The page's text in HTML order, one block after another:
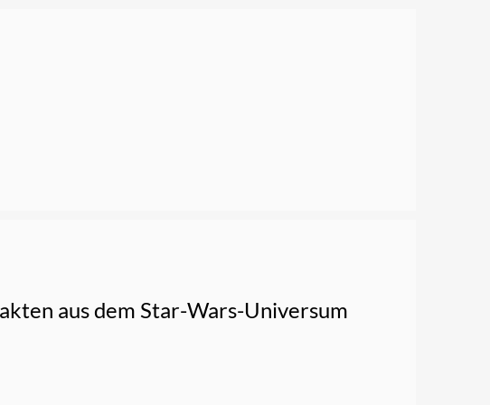
aus dem Star-Wars-Universum